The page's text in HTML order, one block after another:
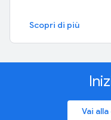
Scopri di più
Vai